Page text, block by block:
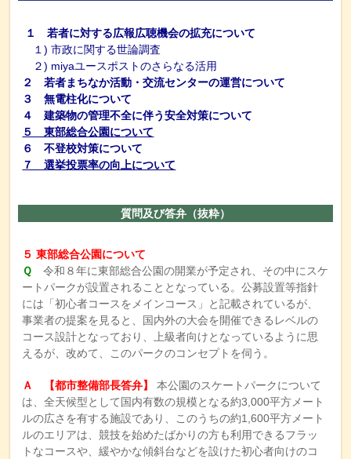
１ 若者に対する広報広聴機会の拡充について
１) 市政に関する世論調査
２) miyaユースポストのさらなる活用
２ 若者まちなか活動・交流センターの運営について
３ 無電柱化について
４ 建築物の管理不全に伴う安全対策について
５ 東部総合公園について
６ 不登校対策について
７ 選挙投票率の向上について
質問及び答弁（抜粋）
５ 東部総合公園について
Ｑ令和８年に東部総合公園の開業が予定され、その中にスケ
ートパークが設置されることとなっている。公募設置等指針
には「初心者コースをメインコース」と記載されているが、
事業者の提案を見ると、国内外の大会を開催できるレベルの
コース設計となっており、上級者向けとなっているように思
えるが、改めて、このパークのコンセプトを伺う。
Ａ 【都市整備部長答弁】
本公園のスケートパークについて
は、全天候型として国内有数の規模となる約3,000平方メート
ルの広さを有する施設であり、このうちの約1,600平方メート
ルのエリアは、競技を始めたばかりの方も利用できるフラッ
トなコースや、緩やかな傾斜台などを設けた初心者向けのコ